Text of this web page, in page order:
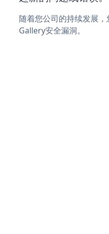
随着您公司的持续发展
Gallery安全漏洞。